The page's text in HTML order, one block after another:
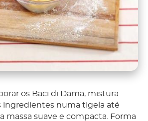
os Baci di Dama, mistura
ingredientes numa tigela até
massa suave e compacta. Forma